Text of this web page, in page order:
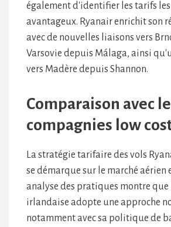
également d'identifier les tarifs
avantageux. Ryanair enrichit son
avec de nouvelles liaisons vers
Varsovie depuis Málaga, ainsi
vers Madère depuis Shannon.
Comparaison avec
compagnies low
La stratégie tarifaire des vols
se démarque sur le marché aérien
analyse des pratiques montre
irlandaise adopte une approche
notamment avec sa politique de